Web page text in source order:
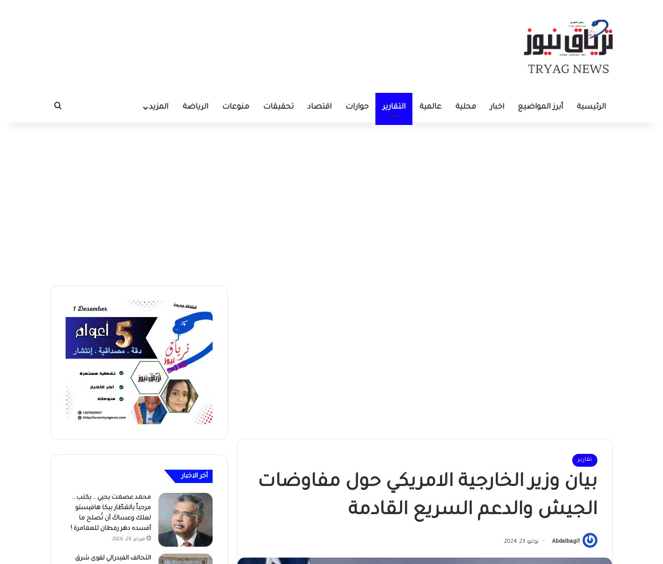
الرئيسية أبرز المواضيع اخبار محلية عالمية التقارير حوارات اقتصاد تحقيقات منوعات الرياضة المزيد بحث عن
تقارير
بيان وزير الخارجية الامريكي حول مفاوضات
الجيش والدعم السريع القادمة
Abdalbagi1 يوليو 23, 2024
أخر الاخبار
محمد عصمت يحيي .. يكتب ..
مرحباً بالعَطّار بيكا هافيستو
لعلك وعساكَ أن تُصلح ما
أفسده دهر رمطان للعمامرة !
فبراير 26, 2026
التحالف الفيدرالي لقوى شرق